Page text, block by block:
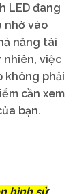
LED đang
nhờ vào
năng tái
nhiên, việc
không phải
cần xem
bạn.
hình sử